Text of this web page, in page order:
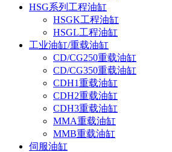
HSG系列工程油缸
HSGK工程油缸
HSGL工程油缸
工业油缸/重载油缸
CD/CG250重载油缸
CD/CG350重载油缸
CDH1重载油缸
CDH2重载油缸
CDH3重载油缸
MMA重载油缸
MMB重载油缸
伺服油缸